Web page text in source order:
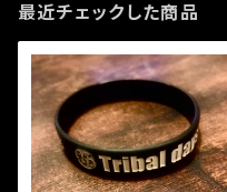
最近チェックした商品